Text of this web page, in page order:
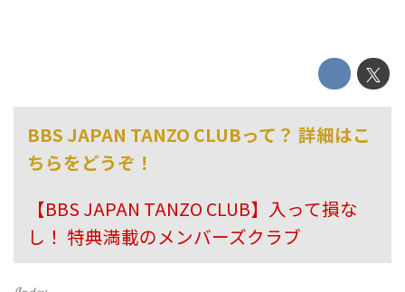
BBS JAPAN TANZO CLUBって？ 詳細はこ
ちらをどうぞ！
【BBS JAPAN TANZO CLUB】入って損な
し！ 特典満載のメンバーズクラブ